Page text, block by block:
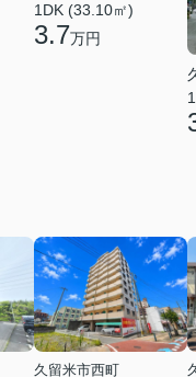
1DK (33.10㎡)
3.7万円
久留米市西町